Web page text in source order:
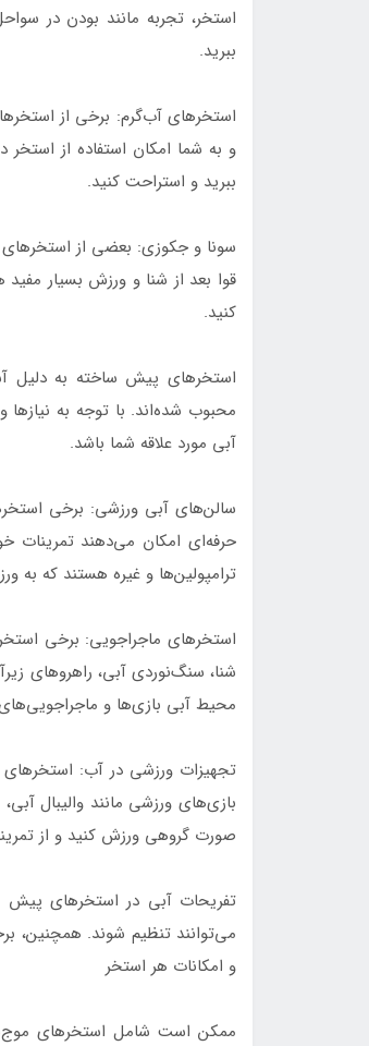
استخر، تجربه مانند بودن در
ببرید.
استخرهای آب‌گرم: برخی از
و به شما امکان استفاده از
ببرید و استراحت کنید.
سونا و جکوزی: بعضی از
قوا بعد از شنا و ورزش بسیار
کنید.
استخرهای پیش ساخته به دلیل
محبوب شده‌اند. با توجه به
آبی مورد علاقه شما باشد.
سالن‌های آبی ورزشی: برخی
حرفه‌ای امکان می‌دهند تمرینات
ترامپولین‌ها و غیره هستند که به
استخرهای ماجراجویی: برخی
شنا، سنگ‌نوردی آبی، راهروهای
محیط آبی بازی‌ها و
تجهیزات ورزشی در آب:
بازی‌های ورزشی مانند والیبال
صورت گروهی ورزش کنید و از
تفریحات آبی در استخرهای پیش
می‌توانند تنظیم شوند. همچنین،
و امکانات هر استخر
ممکن است شامل استخرهای